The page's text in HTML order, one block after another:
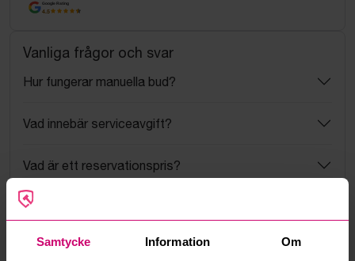
Samtycke Information Om
Google Rating
4.5
Vanliga frågor och svar
Hur fungerar manuella bud?
Vad innebär serviceavgift?
Vad är ett reservationspris?
Hur fungerar maxbud?
Hur fungerar budmotorn?